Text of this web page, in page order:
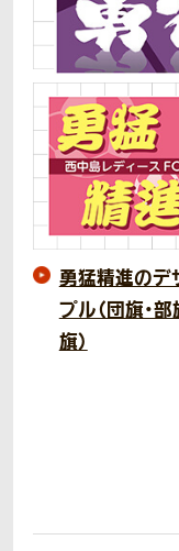
勇猛精進のデ
プル（団旗・
旗）